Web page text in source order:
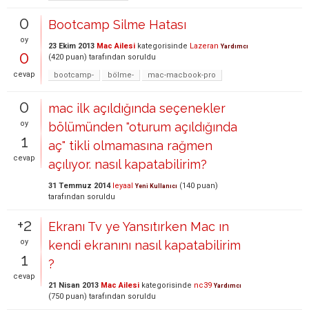
0
oy
0
cevap
Bootcamp Silme Hatası
23 Ekim 2013 Mac Ailesi kategorisinde Lazeran Yardımcı
(420 puan) tarafından soruldu
bootcamp-
bölme- mac-macbook-pro
0
oy
1
cevap
mac ilk açıldığında seçenekler
bölümünden "oturum açıldığında
aç" tikli olmamasına rağmen
açılıyor. nasıl kapatabilirim?
31 Temmuz 2014 leyaal Yeni Kullanıcı (140 puan)
tarafından soruldu
+2
oy
1
cevap
Ekranı Tv ye Yansıtırken Mac ın
kendi ekranını nasıl kapatabilirim
?
21 Nisan 2013 Mac Ailesi kategorisinde nc39 Yardımcı
(750 puan) tarafından soruldu